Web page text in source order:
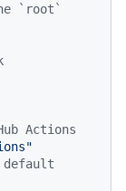
`root`
Actions